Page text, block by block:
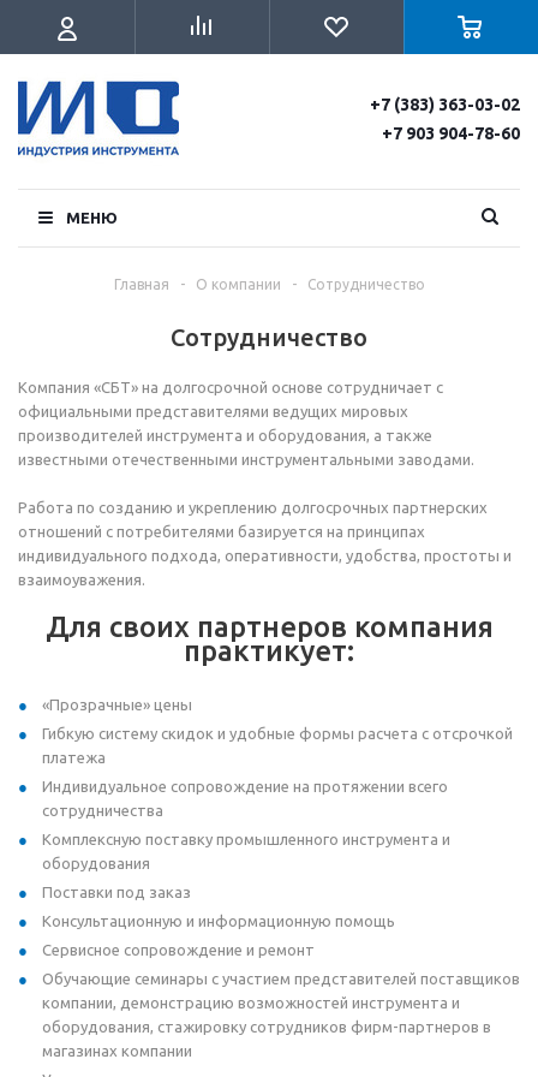
+7 (383) 363-03-02
+7 903 904-78-60
МЕНЮ
Главная - О компании - Сотрудничество
Сотрудничество
Компания «СБТ» на долгосрочной основе сотрудничает с
официальными представителями ведущих мировых
производителей инструмента и оборудования, а также
известными отечественными инструментальными заводами.
Работа по созданию и укреплению долгосрочных партнерских
отношений с потребителями базируется на принципах
индивидуального подхода, оперативности, удобства, простоты и
взаимоуважения.
Для своих партнеров компания
практикует:
«Прозрачные» цены
Гибкую систему скидок и удобные формы расчета с отсрочкой
платежа
Индивидуальное сопровождение на протяжении всего
сотрудничества
Комплексную поставку промышленного инструмента и
оборудования
Поставки под заказ
Консультационную и информационную помощь
Сервисное сопровождение и ремонт
Обучающие семинары с участием представителей поставщиков
компании, демонстрацию возможностей инструмента и
оборудования, стажировку сотрудников фирм-партнеров в
магазинах компании